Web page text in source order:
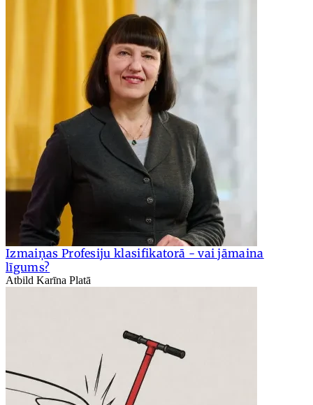
Izmaiņas Profesiju klasifikatorā - vai jāmaina
līgums?
Atbild Karīna Platā